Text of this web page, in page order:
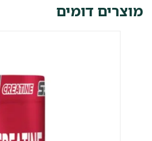
מוצרים דומים